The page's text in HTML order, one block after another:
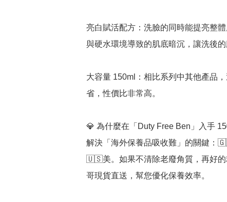
亮白賦活配方：洗臉的同時能提亮整
與硬水環境導致的肌底暗沉，讓洗後的
大容量 150ml：相比系列中其他產品
省，性價比非常高。
💎 為什麼在「Duty Free Ben」入手
解決「海外保養品吸收難」的關鍵
🇺🇸美。如果不清除老廢角質，再好的
哥現貨直送，幫您優化保養效率。